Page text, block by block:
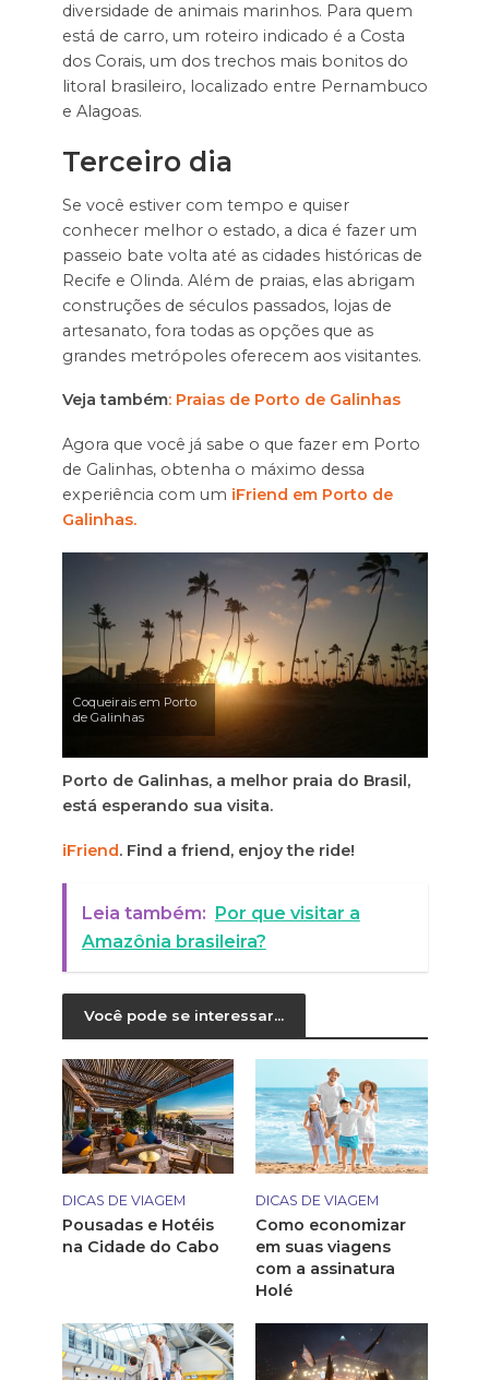
diversidade de animais marinhos. Para quem
está de carro, um roteiro indicado é a Costa
dos Corais, um dos trechos mais bonitos do
litoral brasileiro, localizado entre Pernambuco
e Alagoas.
Terceiro dia
Se você estiver com tempo e quiser
conhecer melhor o estado, a dica é fazer um
passeio bate volta até as cidades históricas de
Recife e Olinda. Além de praias, elas abrigam
construções de séculos passados, lojas de
artesanato, fora todas as opções que as
grandes metrópoles oferecem aos visitantes.
Veja também: Praias de Porto de Galinhas
Agora que você já sabe o que fazer em Porto
de Galinhas, obtenha o máximo dessa
experiência com um iFriend em Porto de
Galinhas.
Coqueirais em Porto
de Galinhas
Porto de Galinhas, a melhor praia do Brasil,
está esperando sua visita.
iFriend. Find a friend, enjoy the ride!
Leia também: Por que visitar a
Amazônia brasileira?
Você pode se interessar...
DICAS DE VIAGEM
Pousadas e Hotéis
na Cidade do Cabo
DICAS DE VIAGEM
Como economizar
em suas viagens
com a assinatura
Holé